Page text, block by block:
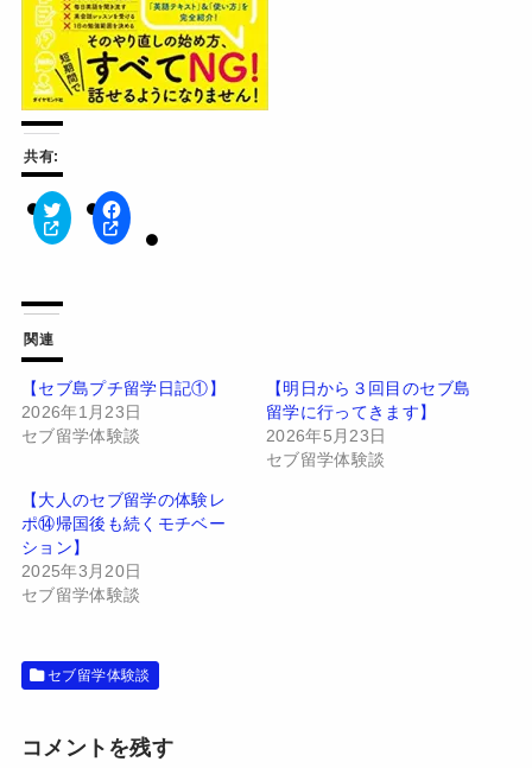
共有:
ク
リ
て
T
w
i
t
t
e
r
で
共
新
し
い
ウ
ィ
ン
ド
ウ
ま
す
)
F
a
有
す
る
に
は
ク
し
て
だ
さ
い
い
ウ
ィ
ウ
で
関連
【セブ島プチ留学日記①】
2026年1月23日
セブ留学体験談
【明日から３回目のセブ島
留学に行ってきます】
2026年5月23日
セブ留学体験談
【大人のセブ留学の体験レ
ポ⑭帰国後も続くモチベー
ション】
2025年3月20日
セブ留学体験談
セブ留学体験談
コメントを残す